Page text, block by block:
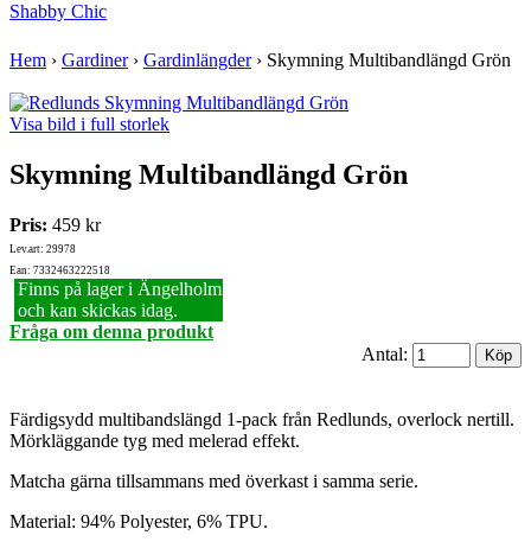
Shabby Chic
Hem › Gardiner› Gardinlängder› Skymning Multibandlängd Grön
Visa bild i full storlek
Skymning Multibandlängd Grön
Pris: 459 kr
Lev.art: 29978
Ean: 7332463222518
Finns på lager i Ängelholm
och kan skickas idag.
Fråga om denna produkt
Antal:
Färdigsydd multibandslängd 1-pack från Redlunds, overlock nertill.
Mörkläggande tyg med melerad effekt.
Matcha gärna tillsammans med överkast i samma serie.
Material: 94% Polyester, 6% TPU.